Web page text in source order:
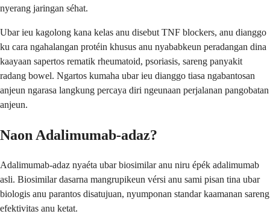
nyerang jaringan séhat.
Ubar ieu kagolong kana kelas anu disebut TNF blockers, anu dianggo
ku cara ngahalangan protéin khusus anu nyababkeun peradangan dina
kaayaan sapertos rematik rheumatoid, psoriasis, sareng panyakit
radang bowel. Ngartos kumaha ubar ieu dianggo tiasa ngabantosan
anjeun ngarasa langkung percaya diri ngeunaan perjalanan pangobatan
anjeun.
Naon Adalimumab-adaz?
Adalimumab-adaz nyaéta ubar biosimilar anu niru épék adalimumab
asli. Biosimilar dasarna mangrupikeun vérsi anu sami pisan tina ubar
biologis anu parantos disatujuan, nyumponan standar kaamanan sareng
efektivitas anu ketat.